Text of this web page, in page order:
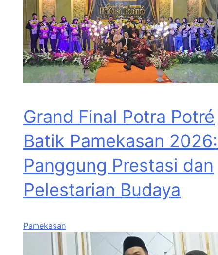
Grand Final Potra Potré
Batik Pamekasan 2026:
Panggung Prestasi dan
Pelestarian Budaya
Pamekasan